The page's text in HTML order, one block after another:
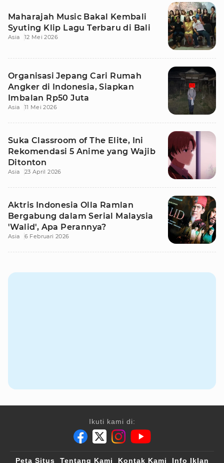
Maharajah Music Bakal Kembali
Syuting Klip Lagu Terbaru di Bali
Asia 12 Mei 2026
Organisasi Jepang Cari Rumah
Angker di Indonesia, Siapkan
Imbalan Rp50 Juta
Asia 11 Mei 2026
Suka Classroom of The Elite, Ini
Rekomendasi 5 Anime yang Wajib
Ditonton
Asia 23 April 2026
Aktris Indonesia Olla Ramlan
Bergabung dalam Serial Malaysia
'Walid', Apa Perannya?
Asia 6 Februari 2026
Ikuti kami di:
Peta Situs Tentang Kami Kontak Kami Info Iklan